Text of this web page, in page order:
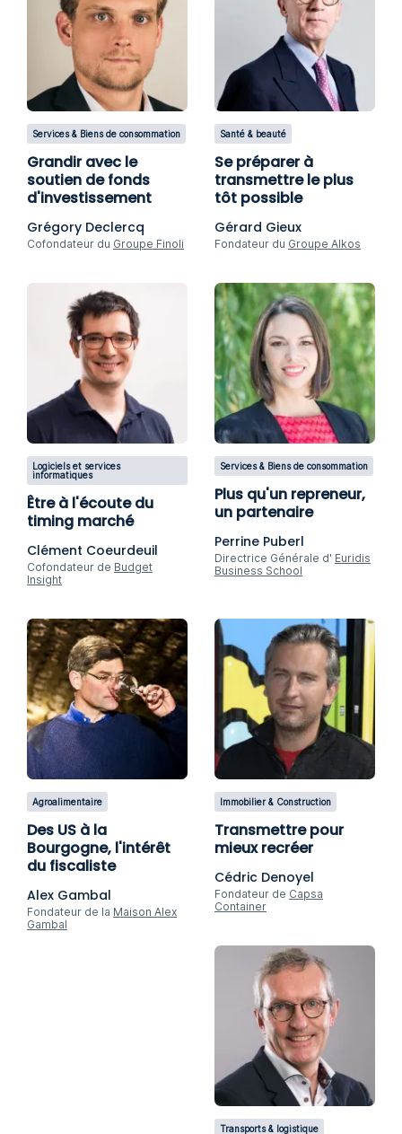
Services & Biens de consommation
Grandir avec le
soutien de fonds
d'investissement
Grégory Declercq
Cofondateur du Groupe Finoli
Santé & beauté
Se préparer à
transmettre le plus
tôt possible
Gérard Gieux
Fondateur du Groupe Alkos
Logiciels et services
informatiques
Être à l'écoute du
timing marché
Clément Coeurdeuil
Cofondateur de Budget
Insight
Services & Biens de consommation
Plus qu'un repreneur,
un partenaire
Perrine Puberl
Directrice Générale d' Euridis
Business School
Agroalimentaire
Des US à la
Bourgogne, l'intérêt
du fiscaliste
Alex Gambal
Fondateur de la Maison Alex
Gambal
Immobilier & Construction
Transmettre pour
mieux recréer
Cédric Denoyel
Fondateur de Capsa
Container
Transports & logistique